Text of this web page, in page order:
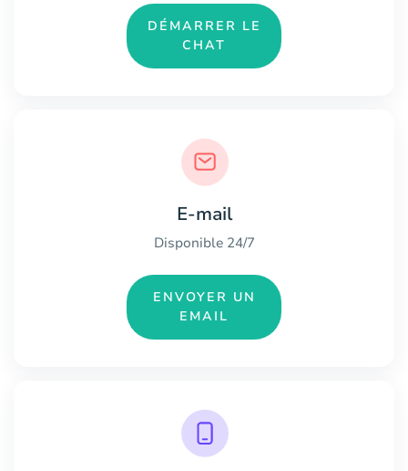
DÉMARRER LE
CHAT
E-mail
Disponible 24/7
ENVOYER UN
EMAIL